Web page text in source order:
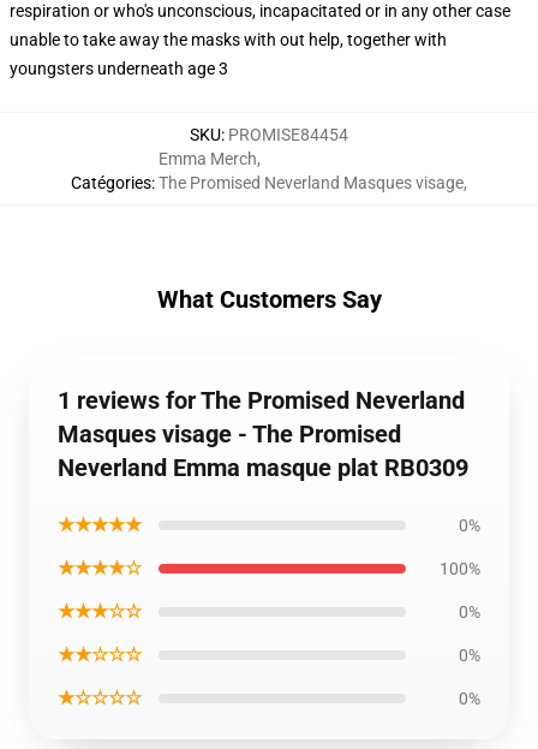
respiration or who's unconscious, incapacitated or in any other case
unable to take away the masks with out help, together with
youngsters underneath age 3
SKU: PROMISE84454
Catégories:
Emma Merch,
The Promised Neverland Masques visage,
What Customers Say
1 reviews for The Promised Neverland
Masques visage - The Promised
Neverland Emma masque plat RB0309
★★★★★ 0%
★★★★☆ 100%
★★★☆☆ 0%
★★☆☆☆ 0%
★☆☆☆☆ 0%